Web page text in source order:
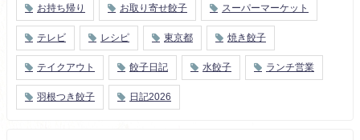
お持ち帰り お取り寄せ餃子 スーパーマーケット
テレビ レシピ 東京都 焼き餃子
テイクアウト 餃子日記 水餃子 ランチ営業
羽根つき餃子 日記2026